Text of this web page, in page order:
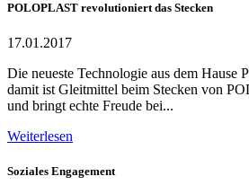
POLOPLAST revolutioniert das Stecken
17.01.2017
Die neueste Technologie aus dem
damit ist Gleitmittel beim Stecken von
und bringt echte Freude bei...
Weiterlesen
Soziales Engagement